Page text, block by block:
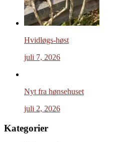
Hvidløgs-høst
juli 7, 2026
Nyt fra hønsehuset
juli 2, 2026
Kategorier